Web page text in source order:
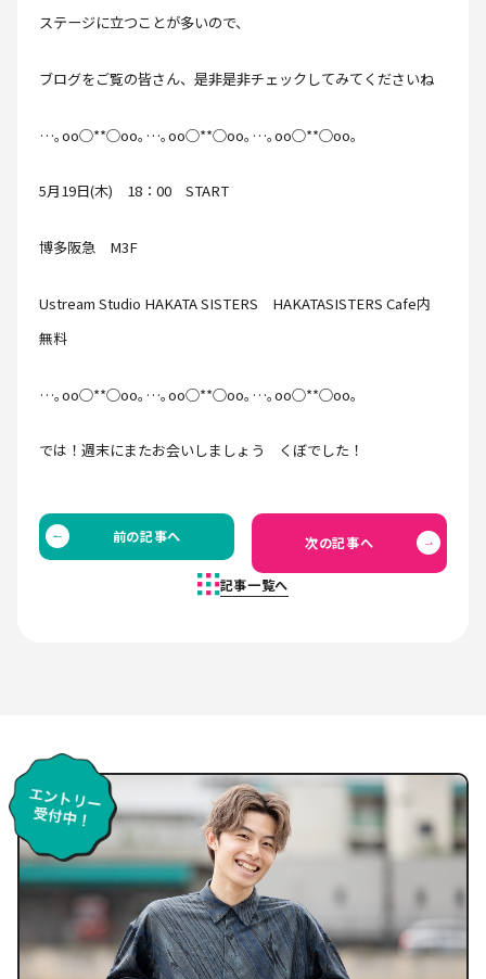
ステージに立つことが多いので、
ブログをご覧の皆さん、是非是非チェックしてみてくださいね
…｡oо○**○оo｡…｡oо○**○оo｡…｡oо○**○оo｡
5月19日(木) 18：00 START
博多阪急 M3F
Ustream Studio HAKATA SISTERS HAKATASISTERS Cafe内
無料
…｡oо○**○оo｡…｡oо○**○оo｡…｡oо○**○оo｡
では！週末にまたお会いしましょう くぼでした！
前の記事へ
記事一覧へ
次の記事へ